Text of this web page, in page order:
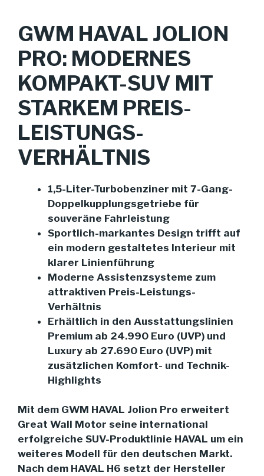
GWM HAVAL JOLION
PRO: MODERNES
KOMPAKT-SUV MIT
STARKEM PREIS-
LEISTUNGS-
VERHÄLTNIS
1,5-Liter-Turbobenziner mit 7-Gang-
Doppelkupplungsgetriebe für
souveräne Fahrleistung
Sportlich-markantes Design trifft auf
ein modern gestaltetes Interieur mit
klarer Linienführung
Moderne Assistenzsysteme zum
attraktiven Preis-Leistungs-
Verhältnis
Erhältlich in den Ausstattungslinien
Premium ab 24.990 Euro (UVP) und
Luxury ab 27.690 Euro (UVP) mit
zusätzlichen Komfort- und Technik-
Highlights
Mit dem GWM HAVAL Jolion Pro erweitert
Great Wall Motor seine international
erfolgreiche SUV-Produktlinie HAVAL um ein
weiteres Modell für den deutschen Markt.
Nach dem HAVAL H6 setzt der Hersteller